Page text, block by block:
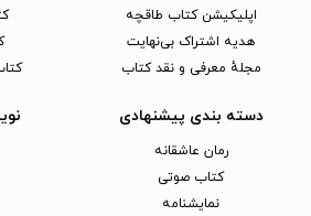
اپلیکیشن کتاب طاقچه
هدیه اشتراک بی‌نهایت
مجلهٔ معرفی و نقد کتاب
دسته بندی پیشنهادی
رمان عاشقانه
کتاب‌ صوتی
نمایشنامه